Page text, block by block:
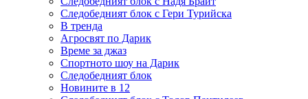
Следобедният блок с Гери Турийска
В тренда
Агросвят по Дарик
Време за джаз
Спортното шоу на Дарик
Следобедният блок
Новините в 12